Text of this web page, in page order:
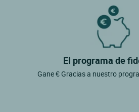
El programa de
Gane € Gracias a nuestro